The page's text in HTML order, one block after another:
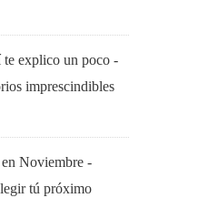
te explico un poco -
imprescindibles
Noviembre -
tú próximo